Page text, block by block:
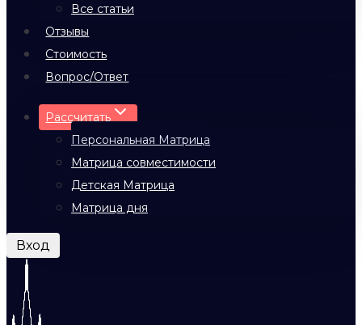
Все статьи
Отзывы
Стоимость
Вопрос/Ответ
Рассчитать
Персональная Матрица
Матрица совместимости
Детская Матрица
Матрица дня
Вход